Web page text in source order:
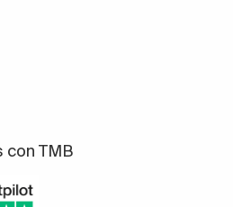
con TMB